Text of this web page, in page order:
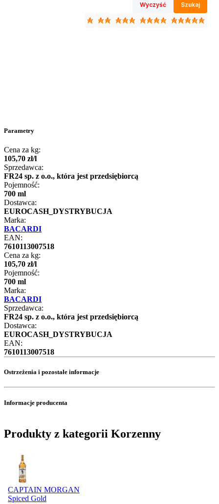
Wyczyść Szukaj
Parametry
Cena za kg:
105,70 zł/l
Sprzedawca:
FR24 sp. z o.o., która jest przedsiębiorcą
Pojemność:
700 ml
Dostawca:
EUROCASH_DYSTRYBUCJA
Marka:
BACARDI
EAN:
7610113007518
Cena za kg:
105,70 zł/l
Pojemność:
700 ml
Marka:
BACARDI
Sprzedawca:
FR24 sp. z o.o., która jest przedsiębiorcą
Dostawca:
EUROCASH_DYSTRYBUCJA
EAN:
7610113007518
Ostrzeżenia i pozostałe informacje
Informacje producenta
Produkty z kategorii Korzenny
CAPTAIN MORGAN
Spiced Gold